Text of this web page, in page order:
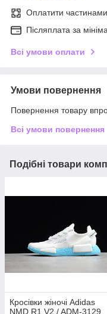
Оплатити частинами
Післяплата за
Всі умови оплати
Умови повернення
Повернення товару
Всі умови повернення
Подібні товари
Кросівки жіночі Adidas
NMD R1 V2 / ADM-3129